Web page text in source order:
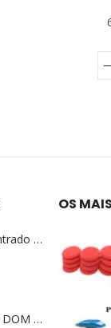
Lava Autos Concentrado NEV (nevada) 1:400 (500ml)
Limpador Multiuso DOM (Dominos) Dmg Pronto P/Uso (500ml)
OS